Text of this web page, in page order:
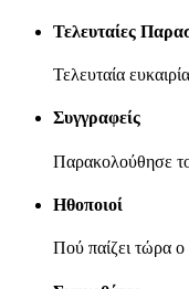
Τελευταίες
Τελευταία
Συγγραφείς
Παρακολούθησε
Ηθοποιοί
Πού παίζει τώρα